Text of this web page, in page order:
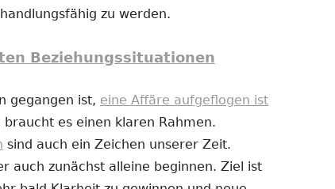
zu werden.
Beziehungssituationen
gegangen ist, eine Affäre aufgeflogen ist
braucht es einen klaren Rahmen.
sind auch ein Zeichen unserer Zeit.
auch zunächst alleine beginnen. Ziel ist